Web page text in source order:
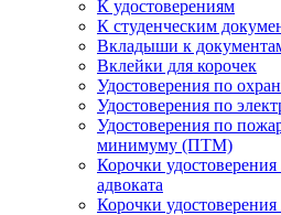
К удостоверениям
К студенческим
Вкладыши к
Вклейки для корочек
Удостоверения по
Удостоверения по
Удостоверения по
минимуму (ПТМ)
Корочки
адвоката
Корочки